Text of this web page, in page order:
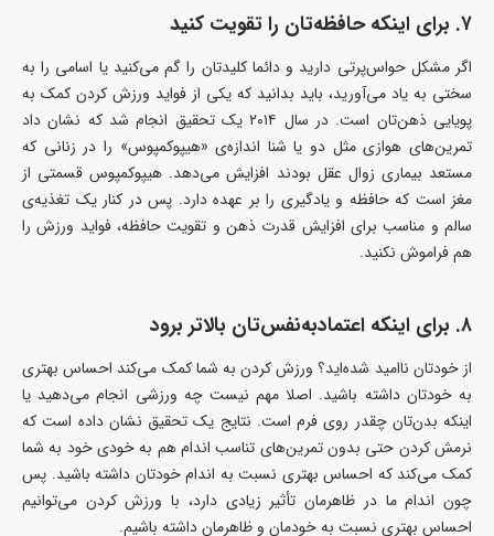
۷. برای اینکه حافظه‌تان را تقویت کنید
اگر مشکل حواس‌پرتی دارید و دائما کلیدتان را گم می‌کنید یا اسامی را به
سختی به یاد می‌آورید، باید بدانید که یکی از فواید ورزش کردن کمک به
پویایی ذهن‌تان است. در سال ۲۰۱۴ یک تحقیق انجام شد که نشان داد
تمرین‌های هوازی مثل دو یا شنا اندازه‌ی «هیپوکمپوس» را در زنانی که
مستعد بیماری زوال عقل بودند افزایش می‌دهد. هیپوکمپوس قسمتی از
مغز است که حافظه و یادگیری را بر عهده دارد. پس در کنار یک تغذیه‌ی
سالم و مناسب برای افزایش قدرت ذهن و تقویت حافظه‌، فواید ورزش را
هم فراموش نکنید.
۸. برای اینکه اعتماد‌به‌نفس‌تان بالاتر برود
از خودتان ناامید شده‌اید؟ ورزش کردن به شما کمک می‌کند احساس بهتری
به خودتان داشته باشید. اصلا مهم نیست چه ورزشی انجام می‌دهید یا
اینکه بدن‌تان چقدر روی فرم است. نتایج یک تحقیق نشان داده است که
نرمش کردن حتی بدون تمرین‌های تناسب اندام هم به خودی خود به شما
کمک می‌کند که احساس بهتری نسبت به اندام خودتان داشته باشید. پس
چون اندام ما در ظاهرمان تأثیر زیادی دارد، با ورزش کردن می‌توانیم
احساس بهتری نسبت به خودمان و ظاهرمان داشته باشیم.